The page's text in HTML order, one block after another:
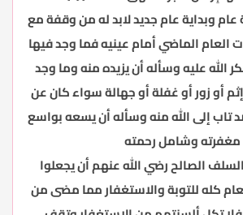
وبداية عام جديد لابد له من وقفة مع
الماضي أمام عينيه فما وجد فيها
عليه وسأله أن يزيده منه وما وجد
أو زور أو غفلة أو جهالة سواء كان عن
إلى الله منه وسأله أن يسعه بواسع
مغفرته وشامل رحمته
الصالح رضي الله عنهم أن يجعلوا
كله للتوبة والاستغفار مما مضى من